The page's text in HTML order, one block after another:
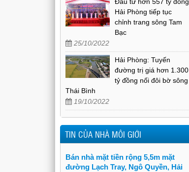
Hải Phòng tiếp tục
chỉnh trang sông Tam
Bạc
25/10/2022
Hải Phòng: Tuyến
đường trị giá hơn 1.300
tỷ đồng nối đôi bờ sông
Thái Bình
19/10/2022
TIN CỦA NHÀ MÔI GIỚI
Bán nhà mặt tiền rộng 5,5m mặt
đường Lạch Tray, Ngô Quyền, Hải